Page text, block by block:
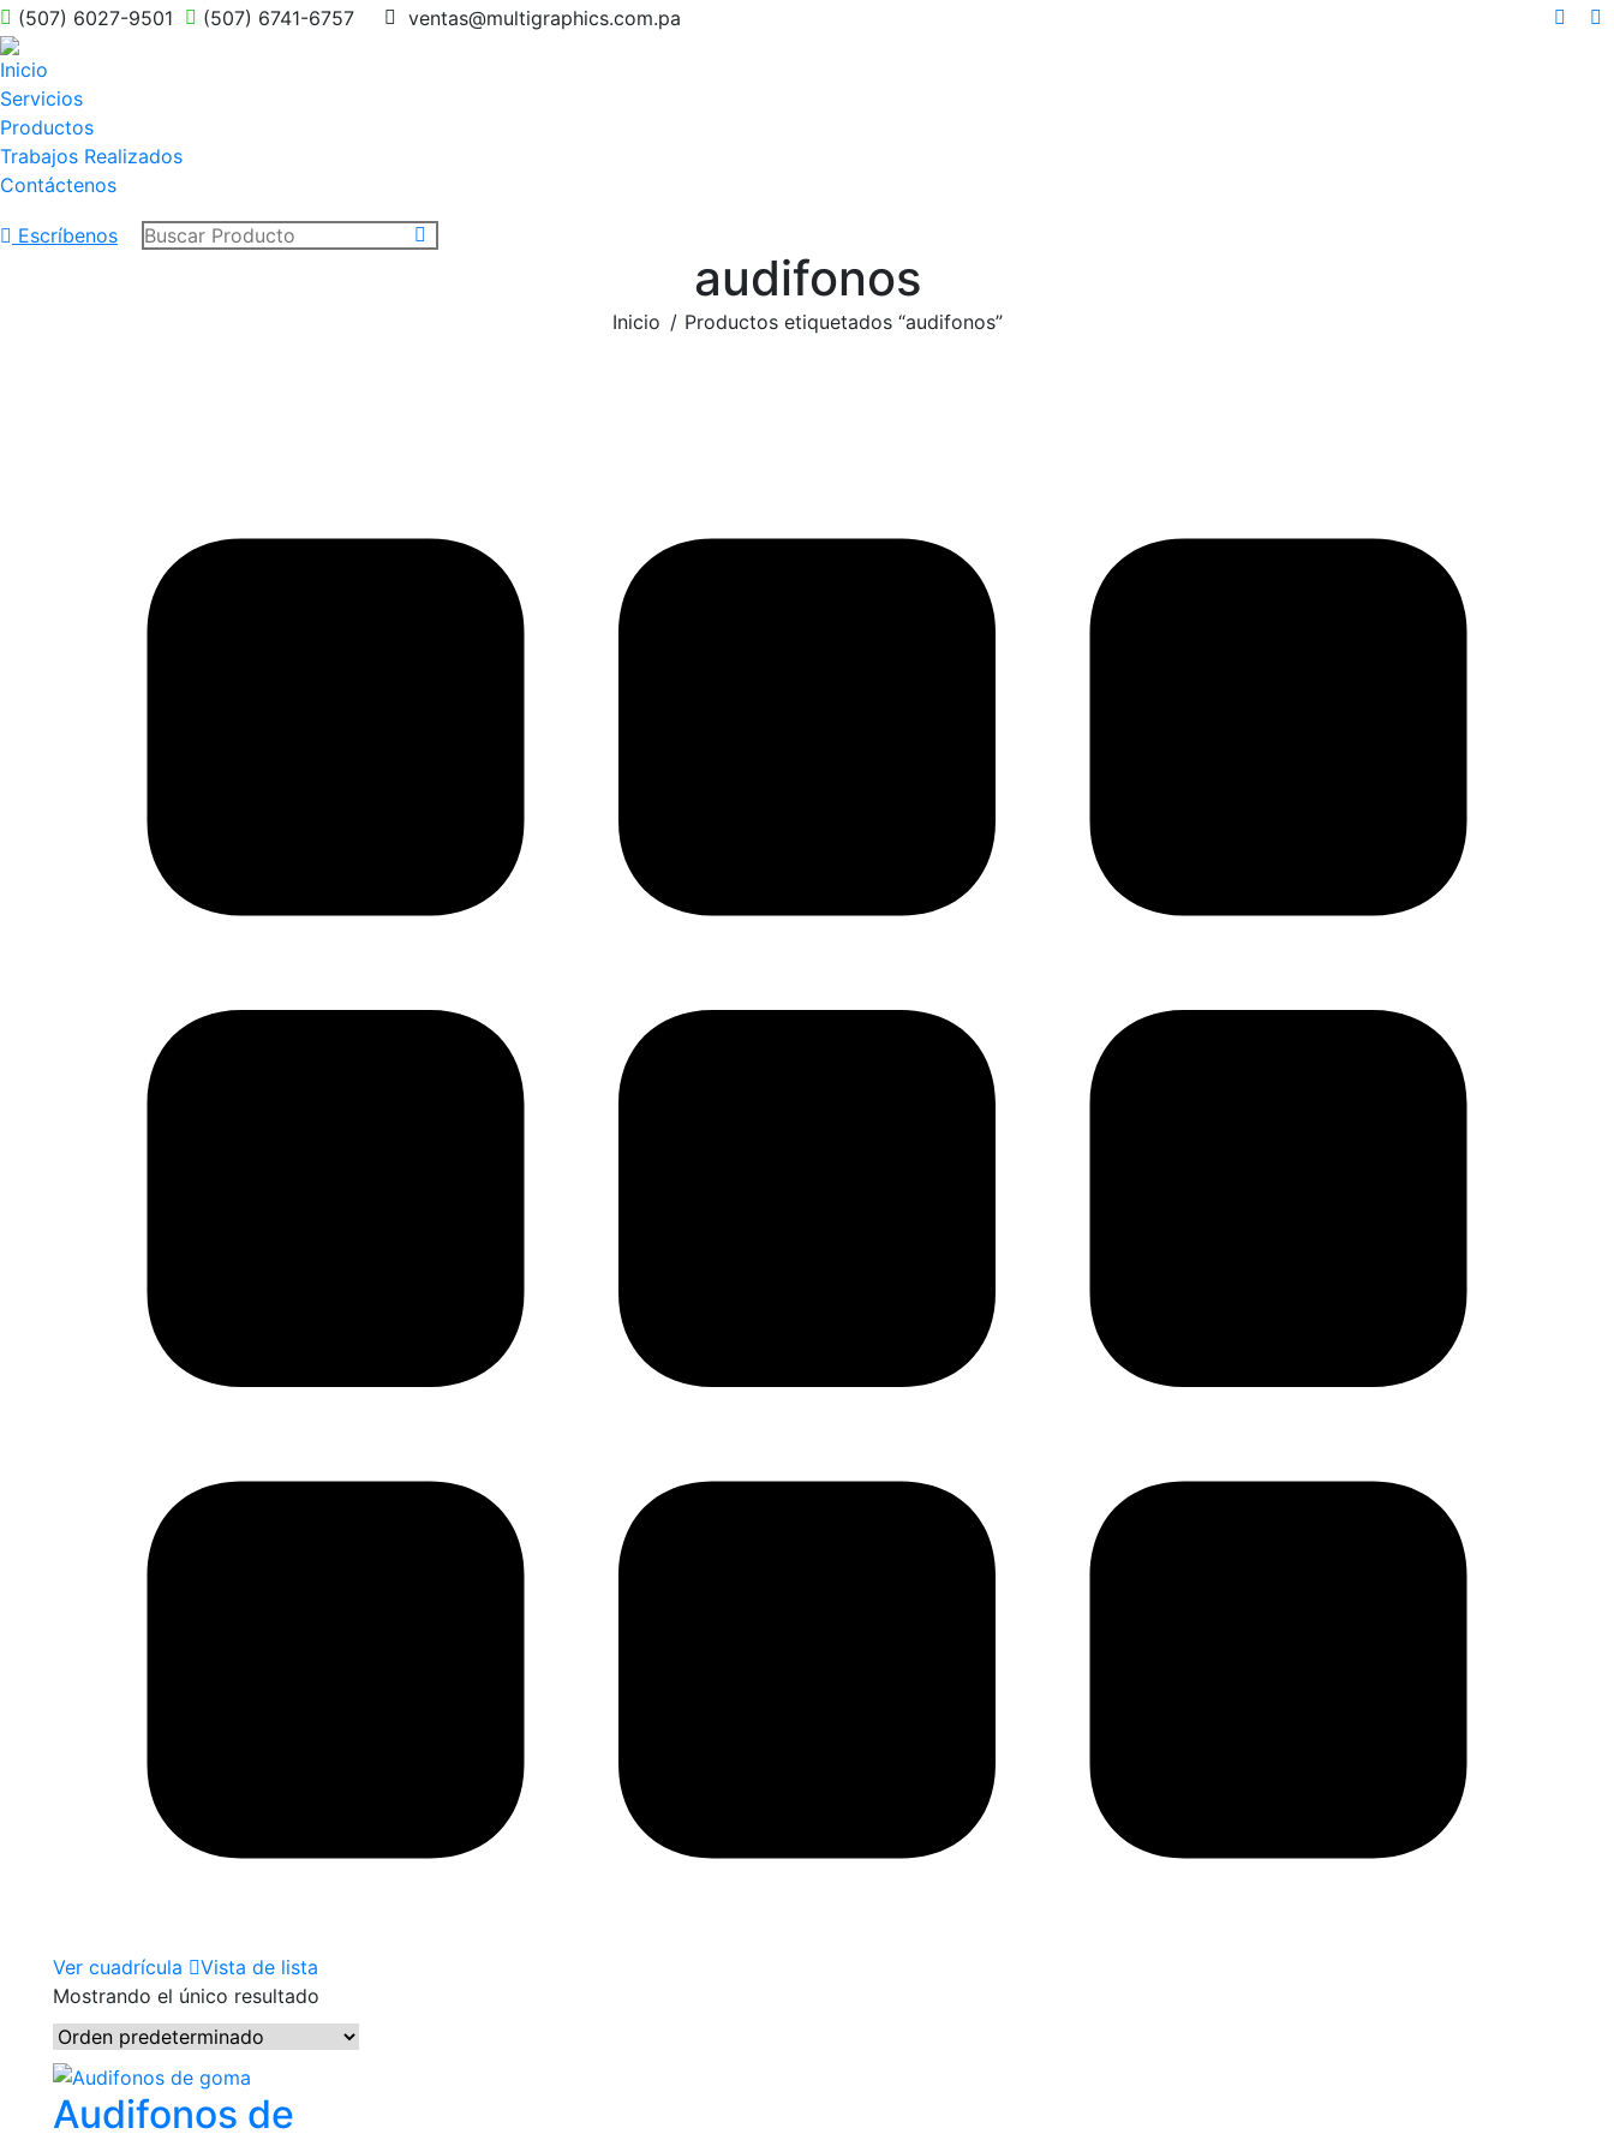
(507) 6027-9501 (507) 6741-6757 ventas@multigraphics.com.pa
Inicio
Servicios
Productos
Trabajos Realizados
Contáctenos
Escríbenos
audifonos
Estás aquí:
Inicio Productos etiquetados “audifonos”
Ver cuadrícula
Vista de lista
Mostrando el único resultado
Audifonos de